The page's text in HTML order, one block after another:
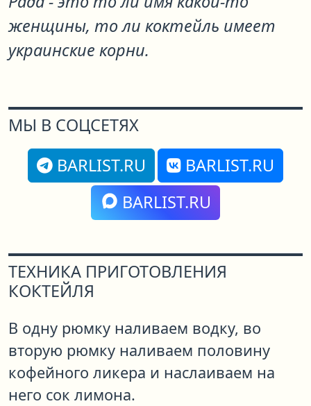
женщины, то ли коктейль имеет
украинские корни.
МЫ В СОЦСЕТЯХ
BARLIST.RU
BARLIST.RU
BARLIST.RU
ТЕХНИКА ПРИГОТОВЛЕНИЯ
КОКТЕЙЛЯ
В одну рюмку наливаем водку, во
вторую рюмку наливаем половину
кофейного ликера и наслаиваем на
него сок лимона.